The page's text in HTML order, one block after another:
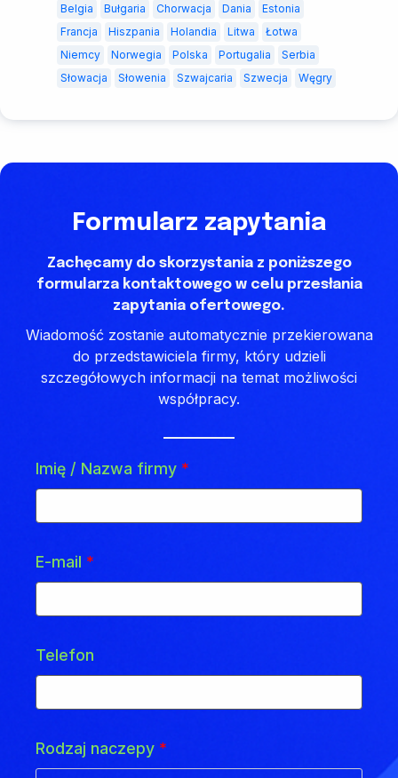
Belgia Bułgaria Chorwacja Dania
Estonia
Francja
Hiszpania Holandia Litwa
Łotwa
Niemcy
Norwegia Polska Portugalia
Serbia
Słowacja
Słowenia Szwajcaria Szwecja Węgry
Formularz zapytania
Zachęcamy do skorzystania z poniższego
formularza kontaktowego w celu przesłania
zapytania ofertowego.
Wiadomość zostanie automatycznie przekierowana
do przedstawiciela firmy, który udzieli
szczegółowych informacji na temat możliwości
współpracy.
Imię / Nazwa firmy *
E-mail *
Telefon
Rodzaj naczepy *